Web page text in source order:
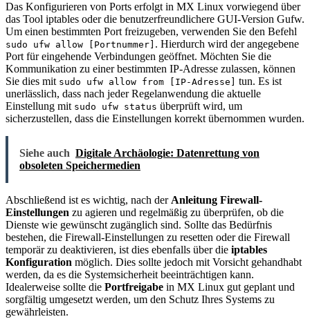
Das Konfigurieren von Ports erfolgt in MX Linux vorwiegend über
das Tool iptables oder die benutzerfreundlichere GUI-Version Gufw.
Um einen bestimmten Port freizugeben, verwenden Sie den Befehl
sudo ufw allow [Portnummer] . Hierdurch wird der angegebene
Port für eingehende Verbindungen geöffnet. Möchten Sie die
Kommunikation zu einer bestimmten IP-Adresse zulassen, können
Sie dies mit sudo ufw allow from [IP-Adresse]
tun. Es ist
unerlässlich, dass nach jeder Regelanwendung die aktuelle
Einstellung mit sudo ufw status überprüft wird, um
sicherzustellen, dass die Einstellungen korrekt übernommen wurden.
Siehe auch Digitale Archäologie: Datenrettung von
obsoleten Speichermedien
Abschließend ist es wichtig, nach derAnleitung Firewall-
Einstellungen zu agieren und regelmäßig zu überprüfen, ob die
Dienste wie gewünscht zugänglich sind. Sollte das Bedürfnis
bestehen, die Firewall-Einstellungen zu resetten oder die Firewall
temporär zu deaktivieren, ist dies ebenfalls über die iptables
Konfiguration möglich. Dies sollte jedoch mit Vorsicht gehandhabt
werden, da es die Systemsicherheit beeinträchtigen kann.
Idealerweise sollte die Portfreigabe in MX Linux gut geplant und
sorgfältig umgesetzt werden, um den Schutz Ihres Systems zu
gewährleisten.